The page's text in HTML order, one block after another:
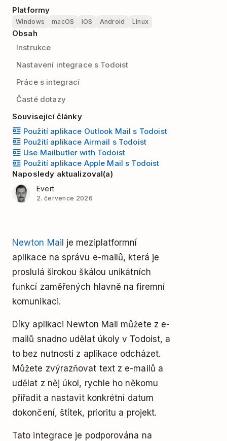
Platformy
Windows macOS iOS Android Linux
Obsah
Instrukce
Nastavení integrace s Todoist
Práce s integrací
Časté dotazy
Související články
Použití aplikace Outlook Mail s Todoist
Použití aplikace Airmail s Todoist
Use Mailbutler with Todoist
Použití aplikace Apple Mail s Todoist
Naposledy aktualizoval(a)
Evert
2. července 2026
Newton Mail je meziplatformní
aplikace na správu e-mailů, která je
proslulá širokou škálou unikátních
funkcí zaměřených hlavně na firemní
komunikaci.
Díky aplikaci Newton Mail můžete z e-
mailů snadno udělat úkoly v Todoist, a
to bez nutnosti z aplikace odcházet.
Můžete zvýrazňovat text z e-mailů a
udělat z něj úkol, rychle ho někomu
přiřadit a nastavit konkrétní datum
dokončení, štítek, prioritu a projekt.
Tato integrace je podporována na